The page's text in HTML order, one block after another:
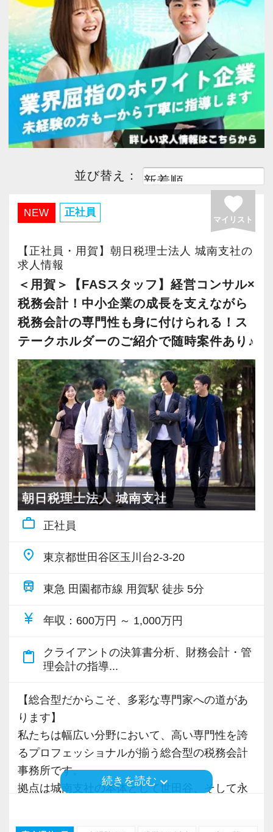
並び替え：
NEW 正社員 favorite
マイリスト
【正社員・用賀】朝日税理士法人 城南支社の
求人情報
＜用賀＞【FASスタッフ】経営コンサル×
税務会計！中小企業の成長を支えながら
税務会計の専門性も身に付けられる！ス
テークホルダーのご紹介で随時案件あり♪
朝日税理士法人 城南支社
work_outline 正社員
place 東京都世田谷区玉川台2-3-20
train 東急 田園都市線 用賀駅 徒歩 5分
currency_yen 年収 ：600万円 ～ 1,000万円
content_paste
クライアントの決算書分析、財務会計・管
理会計の指導...
【総合型だからこそ、多彩な専門家への道があ
ります】
私たちは幅広い分野において、高い専門性を誇
るプロフェッショナルが揃う総合型の税務会計
事務所です。
拠点は城南支社の本体として世田谷、そして永
続きを読むkeyboard_arrow_down